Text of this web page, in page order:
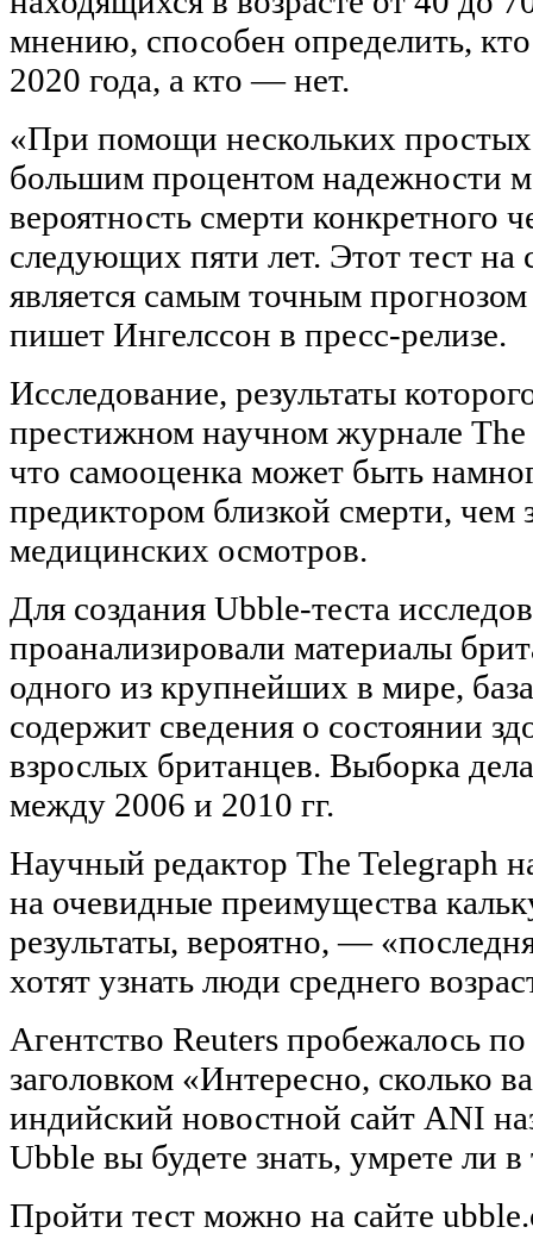
мнению, способен определить,
2020 года, а кто — нет.
«При помощи нескольких
большим процентом надежности
вероятность смерти конкретного
следующих пяти лет. Этот тест на
является самым точным
пишет Ингелссон в пресс-релизе.
Исследование, результаты
престижном научном журнале The
что самооценка может быть
предиктором близкой смерти, чем
медицинских осмотров.
Для создания Ubble-теста
проанализировали материалы
одного из крупнейших в мире,
содержит сведения о состоянии
взрослых британцев. Выборка
между 2006 и 2010 гг.
Научный редактор The Telegraph
на очевидные преимущества
результаты, вероятно, —
хотят узнать люди среднего
Агентство Reuters пробежалось
заголовком «Интересно, сколько
индийский новостной сайт ANI
Ubble вы будете знать, умрете ли
Пройти тест можно на сайте